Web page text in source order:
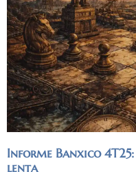
Informe Banxico
lenta